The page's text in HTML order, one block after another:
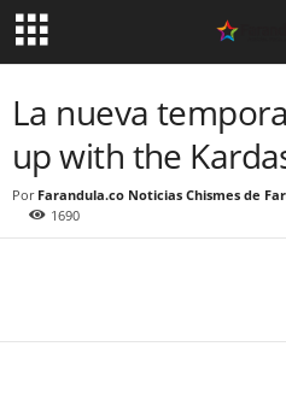
La nueva
up with the
Por Farandula.co Noticias Chismes de
1690